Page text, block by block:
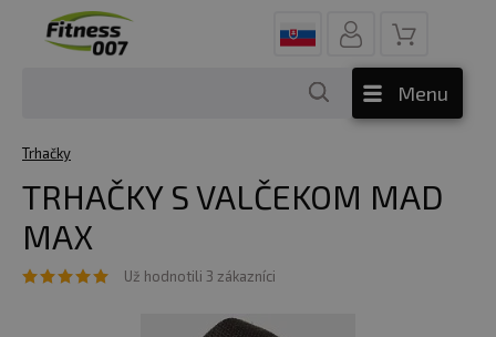
Menu
Trhačky
TRHAČKY S VALČEKOM MAD
MAX
Už hodnotili 3 zákazníci